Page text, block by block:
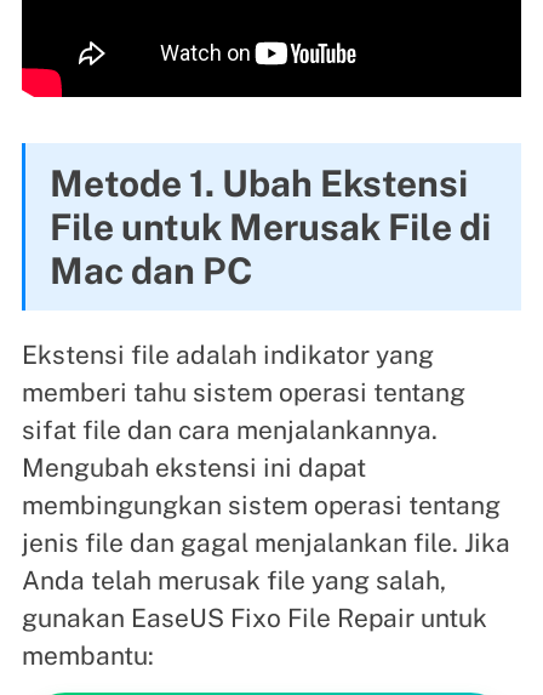
Metode 1. Ubah Ekstensi
File untuk Merusak File di
Mac dan PC
Ekstensi file adalah indikator yang
memberi tahu sistem operasi tentang
sifat file dan cara menjalankannya.
Mengubah ekstensi ini dapat
membingungkan sistem operasi tentang
jenis file dan gagal menjalankan file. Jika
Anda telah merusak file yang salah,
gunakan EaseUS Fixo File Repair untuk
membantu: